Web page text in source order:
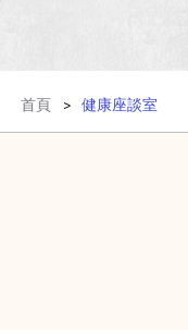
首頁 > 健康座談室